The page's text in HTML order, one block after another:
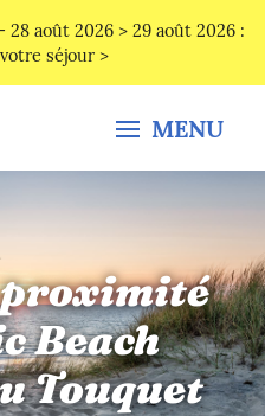
août 2026 > 29 août 2026 :
séjour >
MENU
proximité
Beach
Touquet